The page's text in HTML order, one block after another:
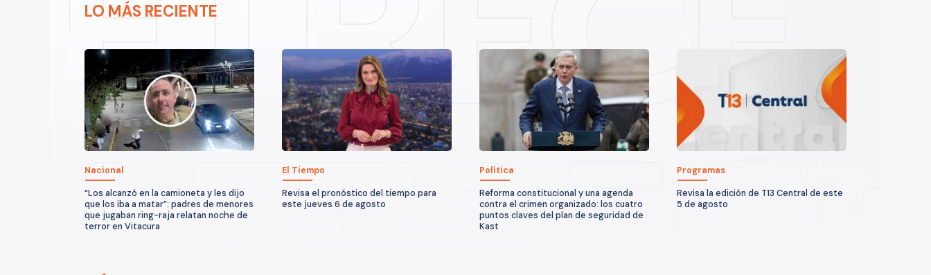
LO MÁS RECIENTE
Nacional
“Los alcanzó en la camioneta y les dijo
que los iba a matar”: padres de menores
que jugaban ring-raja relatan noche de
terror en Vitacura
El Tiempo
Revisa el pronóstico del tiempo para
este jueves 6 de agosto
Política
Reforma constitucional y una agenda
contra el crimen organizado: los cuatro
puntos claves del plan de seguridad de
Kast
Programas
Revisa la edición de T13 Central de este
5 de agosto